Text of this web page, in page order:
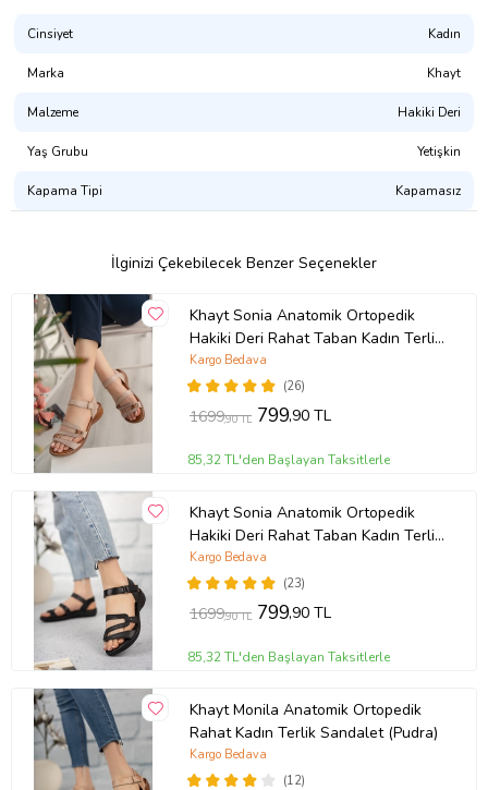
Cinsiyet Kadın
Marka Khayt
Malzeme Hakiki Deri
Yaş Grubu Yetişkin
Kapama Tipi Kapamasız
İlginizi Çekebilecek Benzer Seçenekler
Khayt Sonia Anatomik Ortopedik
Hakiki Deri Rahat Taban Kadın Terlik
Sandalet (Pudra)
(26)
Kargo Bedava
1699,90 TL 799,90 TL
85,32 TL'den Başlayan Taksitlerle
Khayt Sonia Anatomik Ortopedik
Hakiki Deri Rahat Taban Kadın Terlik
Sandalet (Siyah)
(23)
Kargo Bedava
1699,90 TL 799,90 TL
85,32 TL'den Başlayan Taksitlerle
Khayt Monila Anatomik Ortopedik
Rahat Kadın Terlik Sandalet (Pudra)
(12)
Kargo Bedava